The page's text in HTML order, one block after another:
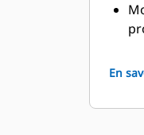
En